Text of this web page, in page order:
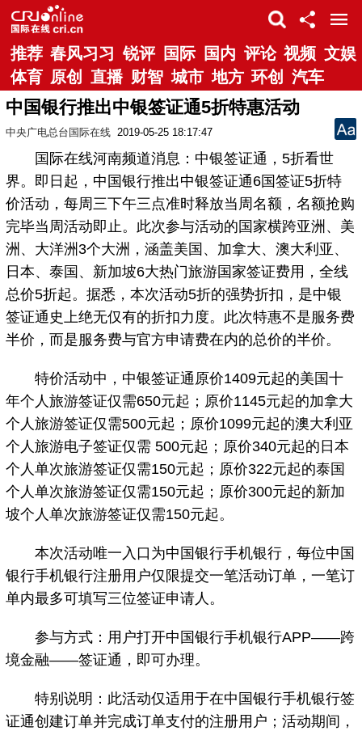
推荐 春风习习 锐评 国际 国内 评论 视频 文娱
体育 原创 直播 财智 城市 地方 环创 汽车
中国银行推出中银签证通5折特惠活动
中央广电总台国际在线 2019-05-25 18:17:47
国际在线河南频道消息：中银签证通，5折看世
界。即日起，中国银行推出中银签证通6国签证5折特
价活动，每周三下午三点准时释放当周名额，名额抢购
完毕当周活动即止。此次参与活动的国家横跨亚洲、美
洲、大洋洲3个大洲，涵盖美国、加拿大、澳大利亚、
日本、泰国、新加坡6大热门旅游国家签证费用，全线
总价5折起。据悉，本次活动5折的强势折扣，是中银
签证通史上绝无仅有的折扣力度。此次特惠不是服务费
半价，而是服务费与官方申请费在内的总价的半价。
特价活动中，中银签证通原价1409元起的美国十
年个人旅游签证仅需650元起；原价1145元起的加拿大
个人旅游签证仅需500元起；原价1099元起的澳大利亚
个人旅游电子签证仅需 500元起；原价340元起的日本
个人单次旅游签证仅需150元起；原价322元起的泰国
个人单次旅游签证仅需150元起；原价300元起的新加
坡个人单次旅游签证仅需150元起。
本次活动唯一入口为中国银行手机银行，每位中国
银行手机银行注册用户仅限提交一笔活动订单，一笔订
单内最多可填写三位签证申请人。
参与方式：用户打开中国银行手机银行APP——跨
境金融——签证通，即可办理。
特别说明：此活动仅适用于在中国银行手机银行签
证通创建订单并完成订单支付的注册用户；活动期间，